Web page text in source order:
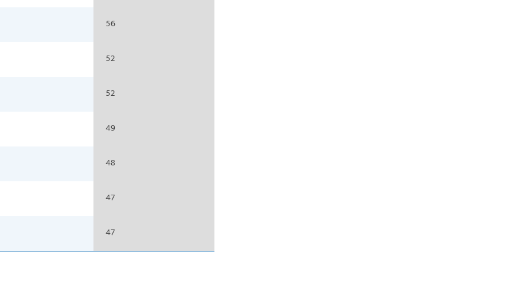
56
52
52
49
48
47
47